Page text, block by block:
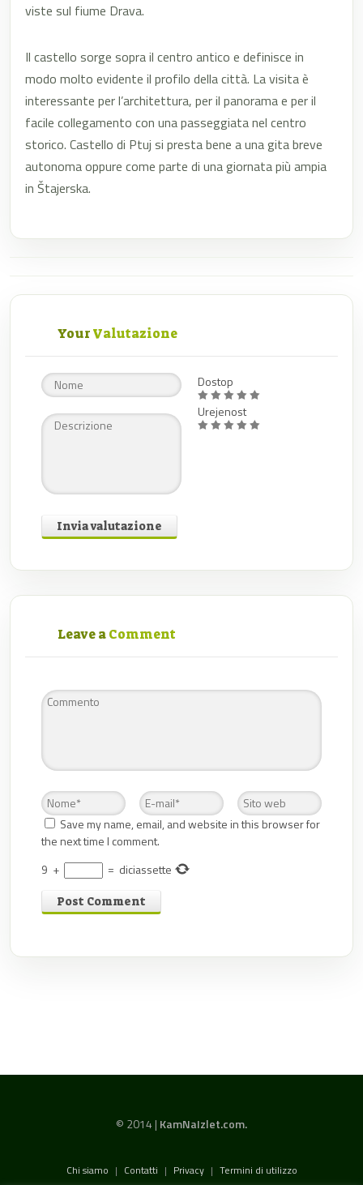
viste sul fiume Drava.
Il castello sorge sopra il centro antico e definisce in
modo molto evidente il profilo della città. La visita è
interessante per l’architettura, per il panorama e per il
facile collegamento con una passeggiata nel centro
storico. Castello di Ptuj si presta bene a una gita breve
autonoma oppure come parte di una giornata più ampia
in Štajerska.
YourValutazione
Invia valutazione
Dostop
Urejenost
Leave aComment
Save my name, email, and website in this browser for
the next time I comment.
9 + = diciassette
© 2014 | KamNaIzlet.com.
Chi siamo | Contatti | Privacy | Termini di utilizzo